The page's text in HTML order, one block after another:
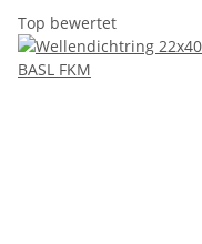
Top bewertet